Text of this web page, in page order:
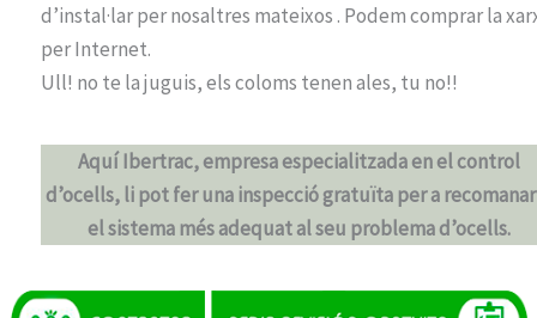
d’instal·lar per nosaltres mateixos . Podem comprar la
per Internet.
Ull! no te la juguis, els coloms tenen ales, tu no!!
Aquí Ibertrac, empresa especialitzada en el control
d’ocells, li pot fer una inspecció gratuïta per a
el sistema més adequat al seu problema d’ocells.